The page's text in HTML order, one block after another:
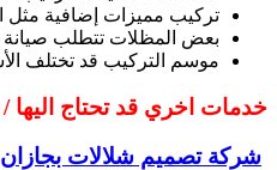
تركيب مميزات إضافية مثل
بعض المظلات تتطلب صيانة
موسم التركيب قد تختلف
خدمات اخري قد تحتاج اليها /
شركة تصميم شلالات بجازان